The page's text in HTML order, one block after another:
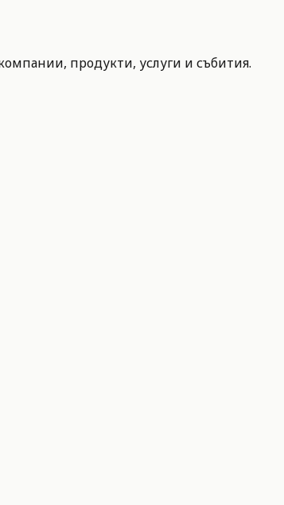
продукти, услуги и събития.